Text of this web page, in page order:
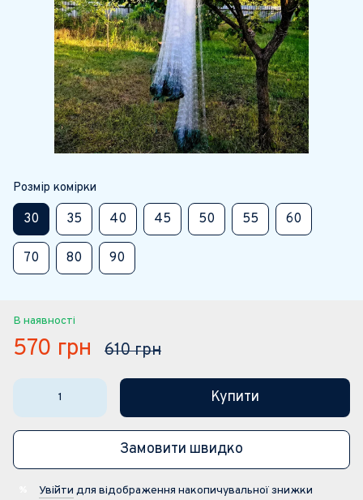
Розмір комірки
30 35 40 45 50 55 60
70 80 90
В наявності
570 грн 610 грн
Купити
Замовити швидко
Увійти для відображення накопичувальної знижки